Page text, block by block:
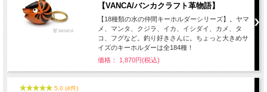
【VANCA/バンカクラフト革物語】
【18種類の水の仲間キーホルダーシリーズ】。ヤマ
メ、マンタ、クジラ、イカ、イシダイ、カメ、タ
コ、フグなど。釣り好きさんに。ちょっと大きめサ
イズのキーホルダーは全184種！
価格： 1,870円(税込)
5.0 (4件)